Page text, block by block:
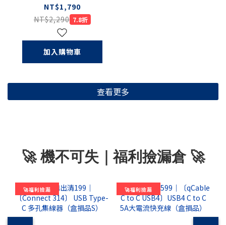
NT$1,790
NT$2,290 7.8折
加入購物車
查看更多
🚀 機不可失｜福利撿漏倉 🚀
🚀福利撿漏 🚀福利撿漏